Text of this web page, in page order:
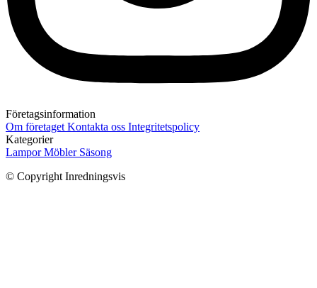
Företagsinformation
Om företaget Kontakta oss Integritetspolicy
Kategorier
LamporMöbler Säsong
© Copyright Inredningsvis